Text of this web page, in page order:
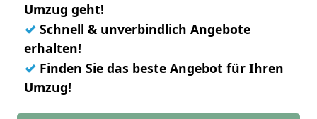
Umzug geht!
✓ Schnell & unverbindlich Angebote
erhalten!
✓ Finden Sie das beste Angebot für Ihren
Umzug!